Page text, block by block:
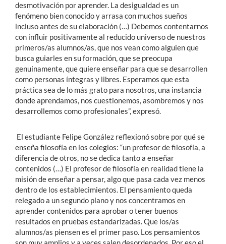
desmotivación por aprender. La desigualdad es un
fenómeno bien conocido y arrasa con muchos sueños
incluso antes de su elaboración (…) Debemos contentarnos
con influir positivamente al reducido universo de nuestros
primeros/as alumnos/as, que nos vean como alguien que
busca guiarles en su formación, que se preocupa
genuinamente, que quiere enseñar para que se desarrollen
como personas íntegras y libres. Esperamos que esta
práctica sea de lo más grato para nosotros, una instancia
donde aprendamos, nos cuestionemos, asombremos y nos
desarrollemos como profesionales”, expresó.
El estudiante Felipe González reflexionó sobre por qué se
enseña filosofía en los colegios: “un profesor de filosofía, a
diferencia de otros, no se dedica tanto a enseñar
contenidos (…) El profesor de filosofía en realidad tiene la
misión de enseñar a pensar, algo que pasa cada vez menos
dentro de los establecimientos. El pensamiento queda
relegado a un segundo plano y nos concentramos en
aprender contenidos para aprobar o tener buenos
resultados en pruebas estandarizadas. Que los/as
alumnos/as piensen es el primer paso. Los pensamientos